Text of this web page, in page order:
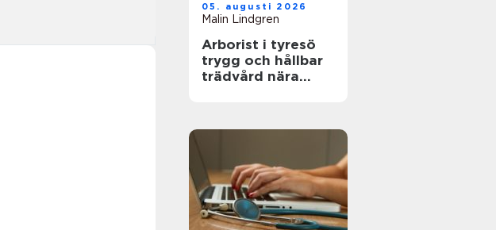
05. augusti 2026
Malin Lindgren
Arborist i tyresö
trygg och hållbar
trädvård nära